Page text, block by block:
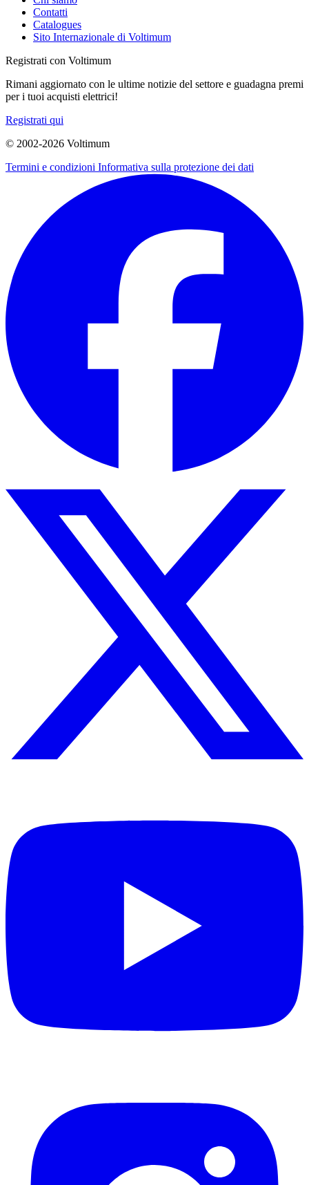
Contatti
Catalogues
Sito Internazionale di Voltimum
Registrati con Voltimum
Rimani aggiornato con le ultime notizie del settore e guadagna premi
per i tuoi acquisti elettrici!
Registrati qui
© 2002-2026 Voltimum
Termini e condizioni Informativa sulla protezione dei dati